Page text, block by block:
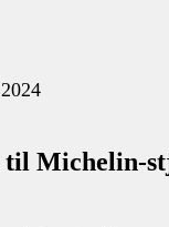
Michelin-